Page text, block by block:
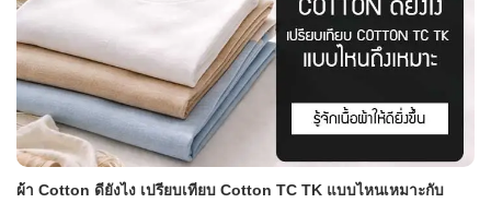
ผ้า Cotton ดียังไง เปรียบเทียบ Cotton TC TK แบบไหนเหมาะกับ